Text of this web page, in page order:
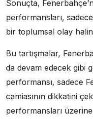
Sonuçta,
performansları,
bir toplumsal olay
Bu tartışmalar,
da devam edecek gibi
performansı, sadece
camiasının dikkatini
performansları